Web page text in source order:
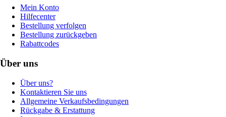
Mein Konto
Hilfecenter
Bestellung verfolgen
Bestellung zurückgeben
Rabattcodes
Über uns
Über uns?
Kontaktieren Sie uns
Allgemeine Verkaufsbedingungen
Rückgabe & Erstattung